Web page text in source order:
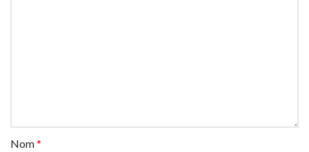
Nom*